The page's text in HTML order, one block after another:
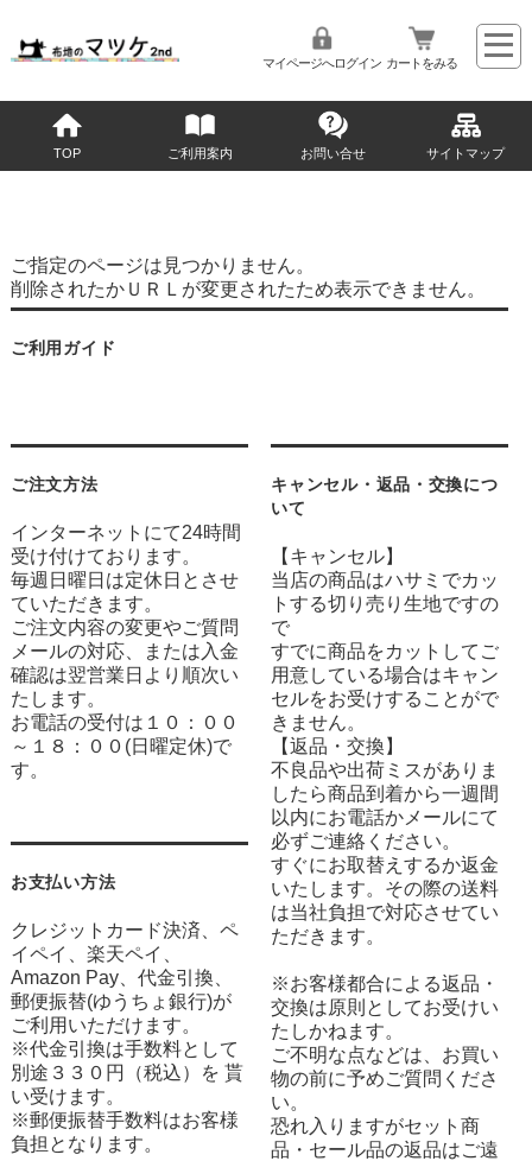
マイページへログイン カートをみる
TOP ご利用案内 お問い合せ サイトマップ
ご指定のページは見つかりません。
削除されたかＵＲＬが変更されたため表示できません。
ご利用ガイド
ご注文方法
インターネットにて24時間
受け付けております。
毎週日曜日は定休日とさせ
ていただきます。
ご注文内容の変更やご質問
メールの対応、または入金
確認は翌営業日より順次い
たします。
お電話の受付は１０：００
～１８：００(日曜定休)で
す。
お支払い方法
クレジットカード決済、ペ
イペイ、楽天ペイ、
Amazon Pay、代金引換、
郵便振替(ゆうちょ銀行)が
ご利用いただけます。
※代金引換は手数料として
別途３３０円（税込）を 貰
い受けます。
※郵便振替手数料はお客様
負担となります。
キャンセル・返品・交換につ
いて
【キャンセル】
当店の商品はハサミでカッ
トする切り売り生地ですの
で
すでに商品をカットしてご
用意している場合はキャン
セルをお受けすることがで
きません。
【返品・交換】
不良品や出荷ミスがありま
したら商品到着から一週間
以内にお電話かメールにて
必ずご連絡ください。
すぐにお取替えするか返金
いたします。その際の送料
は当社負担で対応させてい
ただきます。
※お客様都合による返品・
交換は原則としてお受けい
たしかねます。
ご不明な点などは、お買い
物の前に予めご質問くださ
い。
恐れ入りますがセット商
品・セール品の返品はご遠